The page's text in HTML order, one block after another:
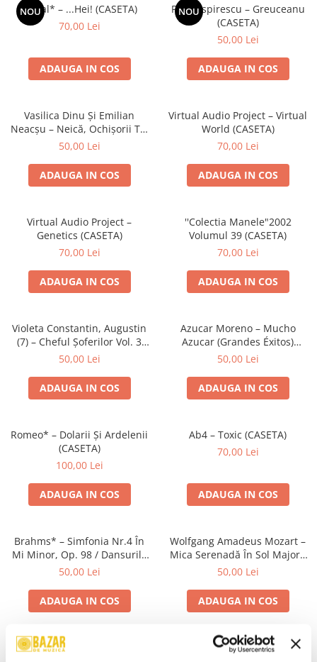
Viniluri Românești
Colecția Electrecord
NOU
Kpital* – ...Hei! (CASETA)
70,00 Lei
ADAUGA IN COS
NOU
Petre Ispirescu – Greuceanu
(CASETA)
50,00 Lei
ADAUGA IN COS
Vasilica Dinu Și Emilian
Neacșu – Neică, Ochișorii Tăi
(CASETA)
50,00 Lei
ADAUGA IN COS
Virtual Audio Project – Virtual
World (CASETA)
70,00 Lei
ADAUGA IN COS
Virtual Audio Project –
Genetics (CASETA)
70,00 Lei
ADAUGA IN COS
''Colectia Manele"2002
Volumul 39 (CASETA)
70,00 Lei
ADAUGA IN COS
Violeta Constantin, Augustin
(7) – Cheful Șoferilor Vol. 3
(CASETA)
50,00 Lei
ADAUGA IN COS
Azucar Moreno – Mucho
Azucar (Grandes Éxitos)
(CASETA)
50,00 Lei
ADAUGA IN COS
Romeo* – Dolarii Și Ardelenii
(CASETA)
100,00 Lei
ADAUGA IN COS
Ab4 – Toxic (CASETA)
70,00 Lei
ADAUGA IN COS
Brahms* – Simfonia Nr.4 În
Mi Minor, Op. 98 / Dansurile
Ungare Nr. 5 Și 6 (CASETA)
50,00 Lei
ADAUGA IN COS
Wolfgang Amadeus Mozart –
Mica Serenadă În Sol Major /
O Glumă Muzicală (CASETA)
50,00 Lei
ADAUGA IN COS
Cheb Mami – Du Sud Au Nord
Chopin* – Nocturne Și